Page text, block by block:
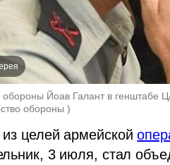
Йоав Галант в генштабе
обороны )
целей армейской
3 июля, стал